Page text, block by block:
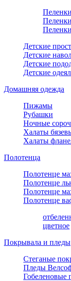
Детские
Детские
Детские
Детские
Домашняя одежда
Пижамы
Рубашки
Ночные
Халаты
Халаты
Полотенца
Полотенце
Полотенце
Полотенце
Полотенце
цветное
Покрывала и пледы
Стеганые
Пледы
Гобеленовые